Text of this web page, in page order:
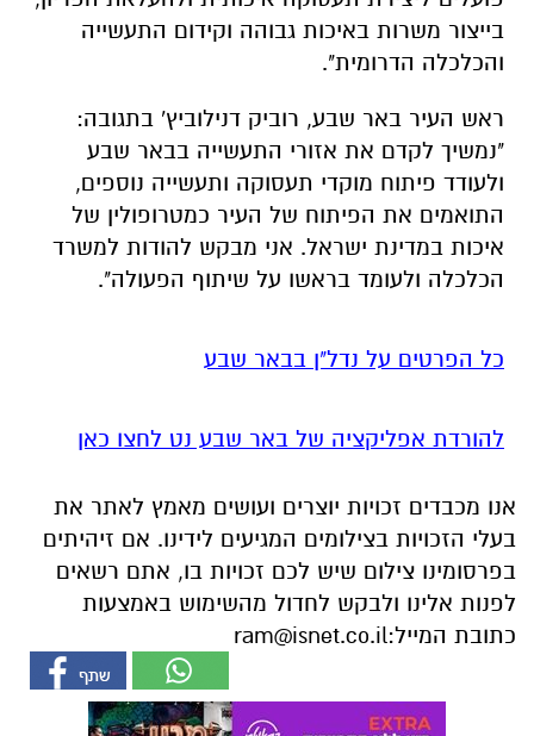
בייצור משרות באיכות גבוהה וקידום התעשייה
והכלכלה הדרומית".
ראש העיר באר שבע, רוביק דנילוביץ' בתגובה:
"נמשיך לקדם את אזורי התעשייה בבאר שבע
ולעודד פיתוח מוקדי תעסוקה ותעשייה נוספים,
התואמים את הפיתוח של העיר כמטרופולין של
איכות במדינת ישראל. אני מבקש להודות למשרד
הכלכלה ולעומד בראשו על שיתוף הפעולה".
כל הפרטים על נדל"ן בבאר שבע
להורדת אפליקציה של באר שבע נט לחצו כאן
אנו מכבדים זכויות יוצרים ועושים מאמץ לאתר את
בעלי הזכויות בצילומים המגיעים לידינו. אם זיהיתים
בפרסומינו צילום שיש לכם זכויות בו, אתם רשאים
לפנות אלינו ולבקש לחדול מהשימוש באמצעות
כתובת המייל:ram@isnet.co.il